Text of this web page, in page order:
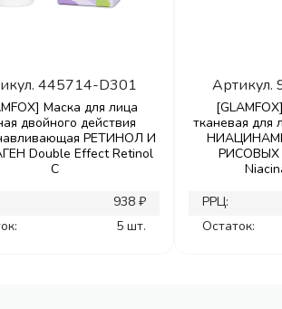
445714-D301
Маска для лица
двойного действия
РЕТИНОЛ И
Double Effect Retinol
C
938 ₽
5 шт.
Артикул.
тканевая для
РИСОВЫХ
РРЦ:
Остаток: